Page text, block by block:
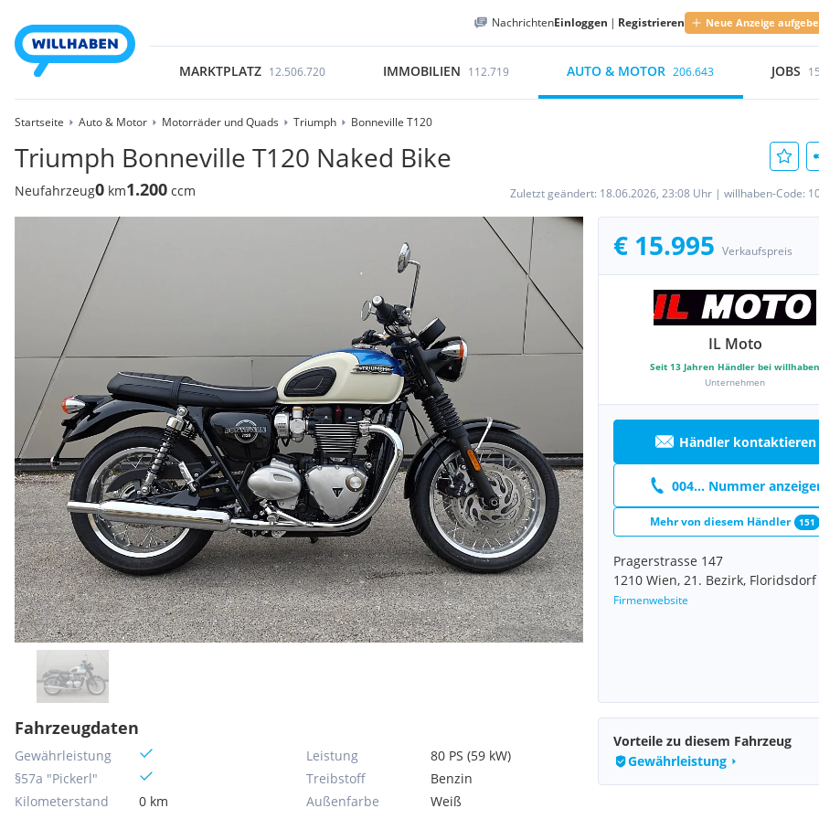
NachrichtenEinloggen | Registrieren Neue Anzeige
MARKTPLATZ 12.506.720 IMMOBILIEN 112.719 AUTO & MOTOR 206.643 JOBS
Startseite Auto & Motor Motorräder und Quads Triumph Bonneville T120
Triumph Bonneville T120 Naked Bike
Neufahrzeug0 km1.200 ccm Zuletzt geändert: 18.06.2026, 23:08 Uhr | willhaben-Code:
€ 15.995 Verkaufspreis
IL Moto
Seit 13 Jahren Händler bei willhaben
Unternehmen
Händler kontaktieren
004... Nummer
Mehr von diesem Händler 151
Pragerstrasse 147
1210 Wien, 21. Bezirk, Floridsdorf
Firmenwebsite
Fahrzeugdaten
Gewährleistung
§57a "Pickerl"
Kilometerstand
0 km
Leistung
80 PS (59 kW)
Treibstoff
Benzin
Außenfarbe
Weiß
Vorteile zu diesem Fahrzeug
Gewährleistung